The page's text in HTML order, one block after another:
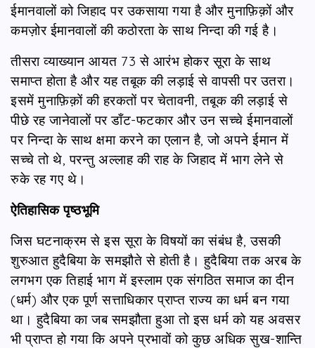
ईमानवालों को जिहाद पर उकसाया गया है और मुनाफ़िक़ों और
कमज़ोर ईमानवालों की कठोरता के साथ निन्दा की गई है।
तीसरा व्याख्यान आयत 73 से आरंभ होकर सूरा के साथ
समाप्त होता है और यह तबूक की लड़ाई से वापसी पर उतरा।
इसमें मुनाफ़िक़ों की हरकतों पर चेतावनी, तबूक की लड़ाई से
पीछे रह जानेवालों पर डाँट-फटकार और उन सच्चे ईमानवालों
पर निन्दा के साथ क्षमा करने का एलान है, जो अपने ईमान में
सच्चे तो थे, परन्तु अल्लाह की राह के जिहाद में भाग लेने से
रुके रह गए थे।
ऐतिहासिक पृष्ठभूमि
जिस घटनाक्रम से इस सूरा के विषयों का संबंध है, उसकी
शुरुआत हुदैबिया के समझौते से होती है। हुदैबिया तक अरब के
लगभग एक तिहाई भाग में इस्लाम एक संगठित समाज का दीन
(धर्म) और एक पूर्ण सत्ताधिकार प्राप्त राज्य का धर्म बन गया
था। हुदैबिया का जब समझौता हुआ तो इस धर्म को यह अवसर
भी प्राप्त हो गया कि अपने प्रभावों को कुछ अधिक सुख-शान्ति